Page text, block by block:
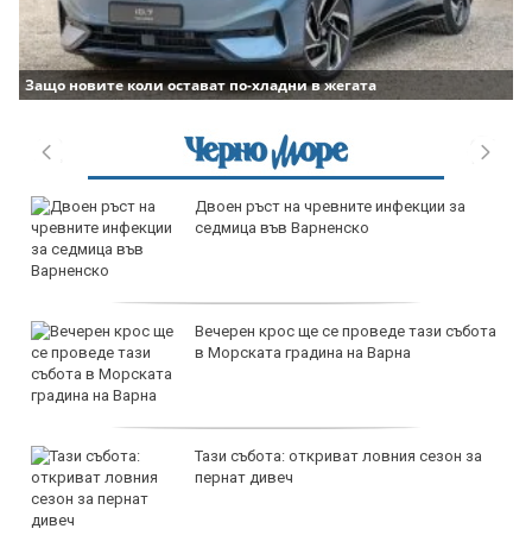
Защо новите коли остават по-хладни в жегата
дава под наем, Двустаен апартамент, 65
m2 София, Младост 4, 550 EUR
продава, Къща, 100 m2 София област,
с.Горна Малина, 79000 EUR
дава под наем, Тристаен апартамент, 125
m2 София, Борово, 950 EUR